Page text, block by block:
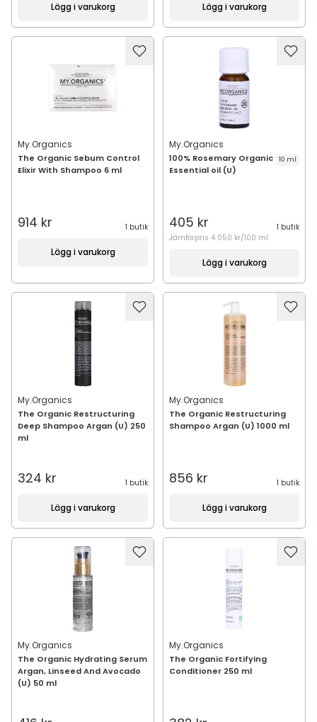
Lägg i varukorg Lägg i varukorg
My.Organics
The Organic Sebum Control
Elixir With Shampoo 6 ml
914 kr 1 butik
Lägg i varukorg
My.Organics
100% Rosemary Organic
Essential oil (U)
10 ml
405 kr
1 butik
Jämförpris 4 050 kr/100 ml
Lägg i varukorg
My.Organics
The Organic Restructuring
Deep Shampoo Argan (U) 250
ml
324 kr 1 butik
Lägg i varukorg
My.Organics
The Organic Restructuring
Shampoo Argan (U) 1000 ml
856 kr 1 butik
Lägg i varukorg
My.Organics
The Organic Hydrating Serum
Argan, Linseed And Avocado
(U) 50 ml
My.Organics
The Organic Fortifying
Conditioner 250 ml